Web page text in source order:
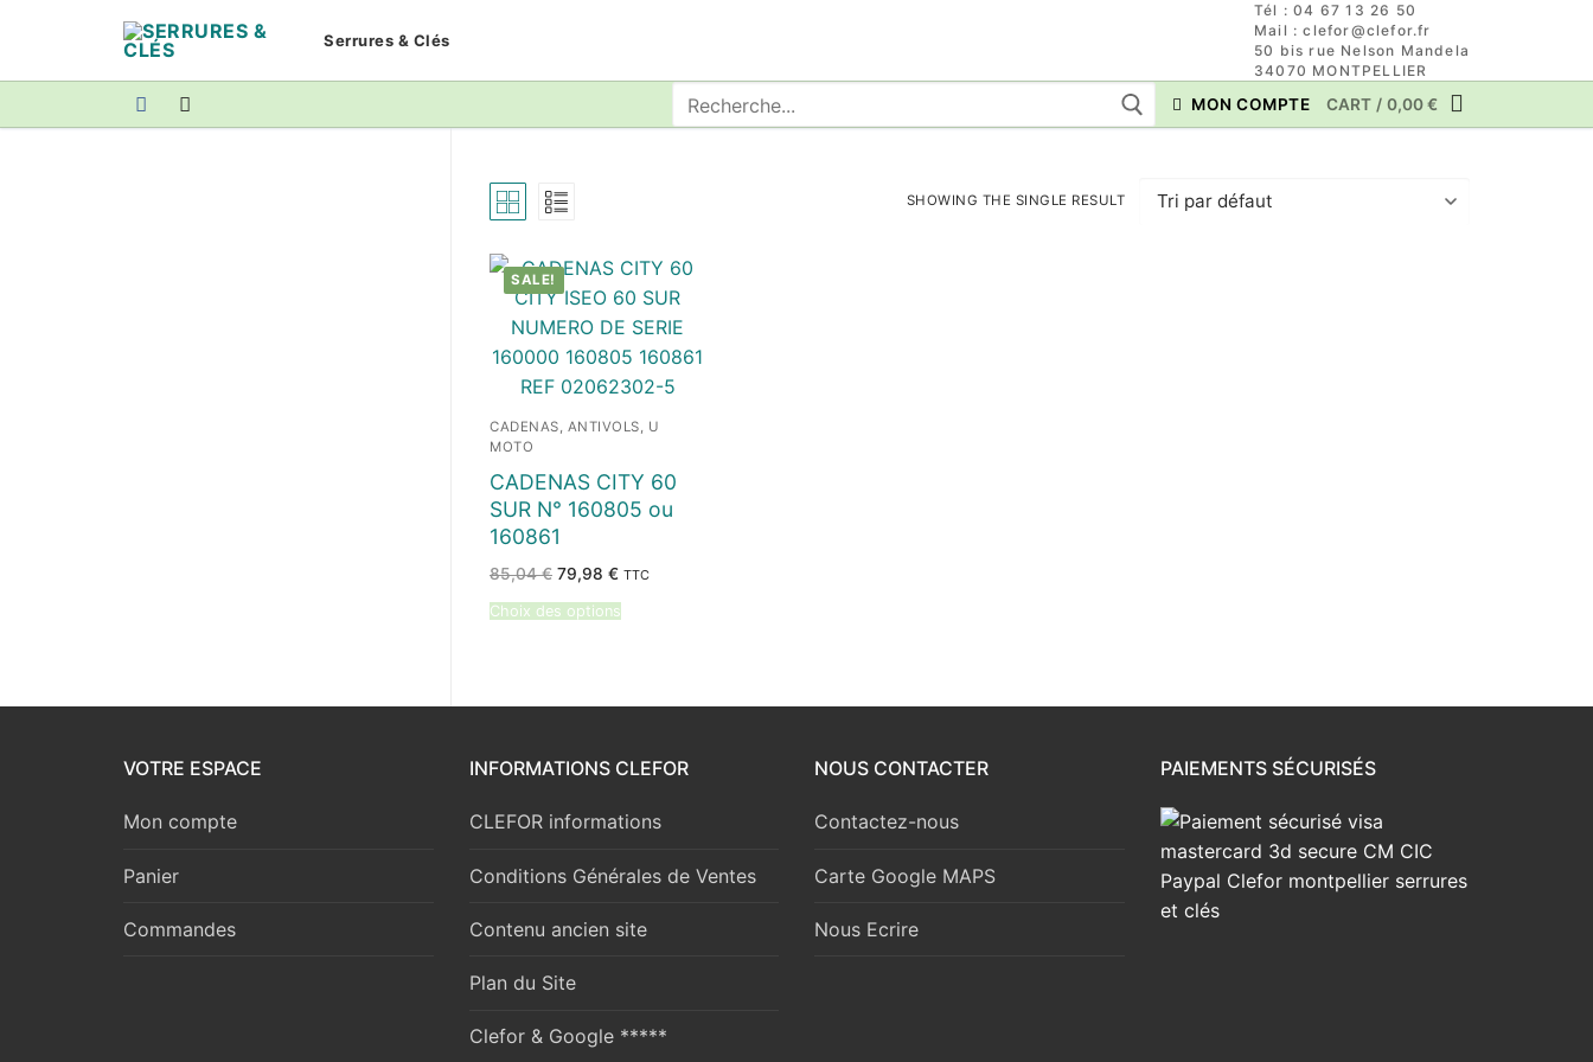
Serrures & Clés
Tél : 04 67 13 26 50
Mail : clefor@clefor.fr
50 bis rue Nelson Mandela
34070 MONTPELLIER
Rechercher
:
MON COMPTE CART / 0,00€
SHOWING THE SINGLE RESULT
SALE!
CADENAS, ANTIVOLS, U
MOTO
CADENAS CITY 60
SUR N° 160805 ou
160861
85,04€ Le
prix
initial
était :
79,98 €Le
actuel
est :
TTC
Choix des options
VOTRE ESPACE
Mon compte
Panier
Commandes
INFORMATIONS CLEFOR
CLEFOR informations
Conditions Générales de Ventes
Contenu ancien site
Plan du Site
Clefor & Google *****
NOUS CONTACTER
Contactez-nous
Carte Google MAPS
Nous Ecrire
PAIEMENTS SÉCURISÉS